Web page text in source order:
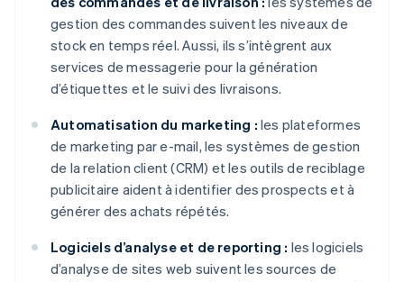
gestion des commandes suivent les niveaux de
stock en temps réel. Aussi, ils s’intègrent aux
services de messagerie pour la génération
d’étiquettes et le suivi des livraisons.
Automatisation du marketing : les plateformes
de marketing par e-mail, les systèmes de gestion
de la relation client (CRM) et les outils de reciblage
publicitaire aident à identifier des prospects et à
générer des achats répétés.
Logiciels d’analyse et de reporting : les logiciels
d’analyse de sites web suivent les sources de